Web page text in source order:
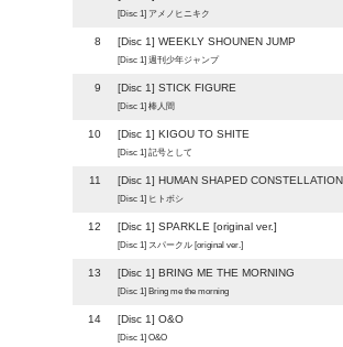
[Disc 1] アメノヒニキク
8 [Disc 1] WEEKLY SHOUNEN JUMP
[Disc 1] 週刊少年ジャンプ
9 [Disc 1] STICK FIGURE
[Disc 1] 棒人間
10 [Disc 1] KIGOU TO SHITE
[Disc 1] 記号として
11 [Disc 1] HUMAN SHAPED CONSTELLATION
[Disc 1] ヒトボシ
12 [Disc 1] SPARKLE [original ver.]
[Disc 1] スパークル [original ver.]
13 [Disc 1] BRING ME THE MORNING
[Disc 1] Bring me the morning
14 [Disc 1] O&O
[Disc 1] O&O